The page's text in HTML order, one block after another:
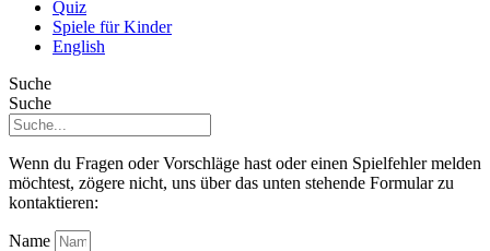
Quiz
Spiele für Kinder
English
Suche
Suche
Wenn du Fragen oder Vorschläge hast oder einen Spielfehler melden
möchtest, zögere nicht, uns über das unten stehende Formular zu
kontaktieren:
Name